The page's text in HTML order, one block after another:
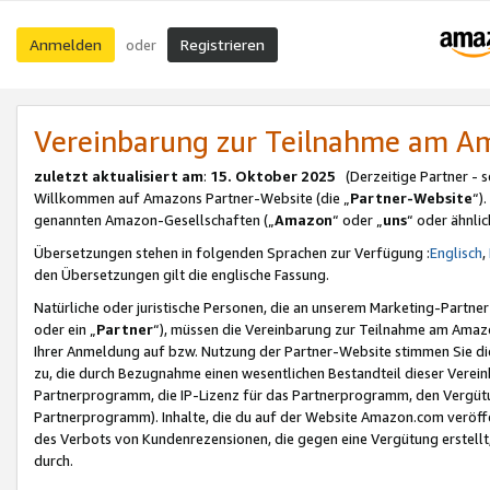
Anmelden oder Registrieren
Vereinbarung zur Teilnahme am
zuletzt aktualisiert am: 15. Oktober 2025 (Derzeitige Partner -
Willkommen auf Amazons Partner-Website (die „Partner-Website
genannten Amazon-Gesellschaften („Amazon“ oder „uns“ oder
Übersetzungen stehen in folgenden Sprachen zur Verfügung :Englisch,
den Übersetzungen gilt die englische Fassung.
Natürliche oder juristische Personen, die an unserem Marketing-
oder ein „Partner“), müssen die Vereinbarung zur Teilnahme am
Ihrer Anmeldung auf bzw. Nutzung der Partner-Website stimmen Sie
zu, die durch Bezugnahme einen wesentlichen Bestandteil dieser
Partnerprogramm, die IP-Lizenz für das Partnerprogramm, den
Partnerprogramm). Inhalte, die du auf der Website Amazon.com
des Verbots von Kundenrezensionen, die gegen eine Vergütung
durch.